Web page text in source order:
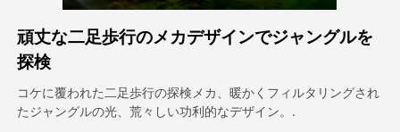
ギャラリー
ブログ
頑丈な二足歩行のメカデザインでジャングルを
探検
コケに覆われた二足歩行の探検メカ、暖かくフィルタリングされ
たジャングルの光、荒々しい功利的なデザイン。.